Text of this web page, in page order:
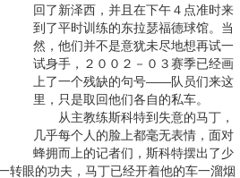
回了新泽西，并且在下午４点准时来
到了平时训练的东拉瑟福德球馆。当
然，他们并不是意犹未尽地想再试一
试身手，２００２－０３赛季已经画
上了一个残缺的句号——队员们来这
里，只是取回他们各自的私车。
从主教练斯科特到失意的马丁，
几乎每个人的脸上都毫无表情，面对
蜂拥而上的记者们，斯科特摆出了少
转眼的功夫，马丁已经开着他的车一溜烟